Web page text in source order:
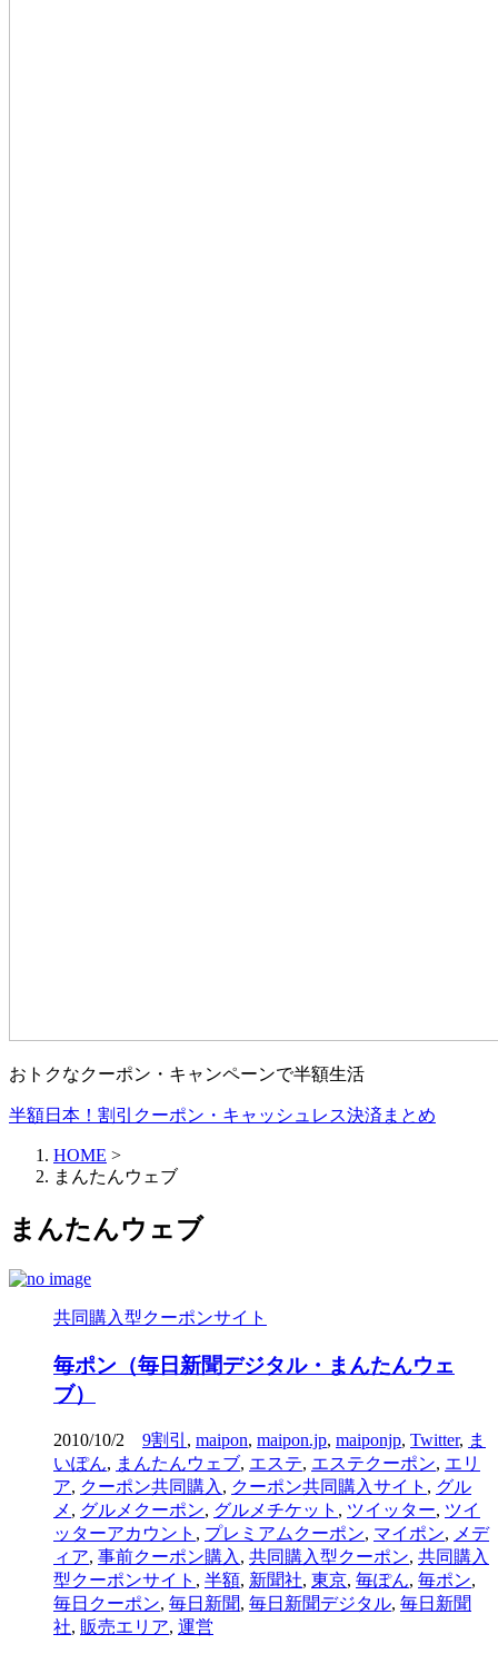
おトクなクーポン・キャンペーンで半額生活
半額日本！割引クーポン・キャッシュレス決済まとめ
HOME >
まんたんウェブ
まんたんウェブ
共同購入型クーポンサイト
毎ポン（毎日新聞デジタル・まんたんウェ
ブ）
2010/10/2 9割引 , maipon, maipon.jp, maiponjp, Twitter, ま
いぽん, まんたんウェブ, エステ, エステクーポン, エリ
ア, クーポン共同購入 , クーポン共同購入サイト , グル
メ , グルメクーポン, グルメチケット , ツイッター, ツイ
ッターアカウント , プレミアムクーポン, マイポン, メデ
ィア, 事前クーポン購入 , 共同購入型クーポン, 共同購入
型クーポンサイト , 半額, 新聞社, 東京, 毎ぽん, 毎ポン,
毎日クーポン, 毎日新聞, 毎日新聞デジタル, 毎日新聞
社, 販売エリア, 運営